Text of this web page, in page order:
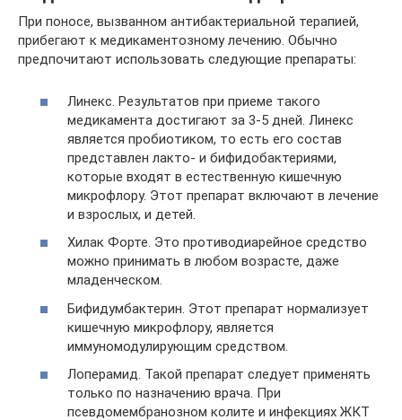
При поносе, вызванном антибактериальной терапией,
прибегают к медикаментозному лечению. Обычно
предпочитают использовать следующие препараты:
Линекс. Результатов при приеме такого
медикамента достигают за 3-5 дней. Линекс
является пробиотиком, то есть его состав
представлен лакто- и бифидобактериями,
которые входят в естественную кишечную
микрофлору. Этот препарат включают в лечение
и взрослых, и детей.
Хилак Форте. Это противодиарейное средство
можно принимать в любом возрасте, даже
младенческом.
Бифидумбактерин. Этот препарат нормализует
кишечную микрофлору, является
иммуномодулирующим средством.
Лоперамид. Такой препарат следует применять
только по назначению врача. При
псевдомембранозном колите и инфекциях ЖКТ